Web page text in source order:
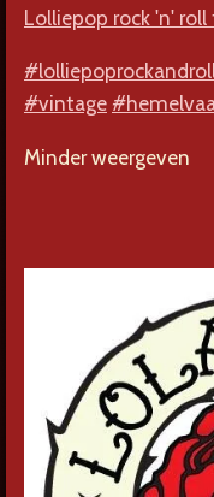
Lolliepop rock 'n'
#vintage
Minder weergeven